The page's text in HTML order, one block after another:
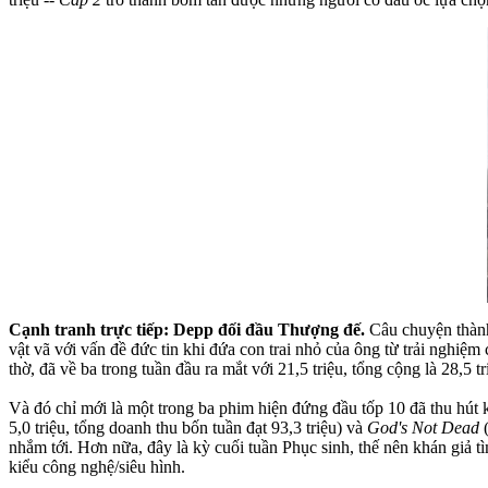
Cạnh tranh trực tiếp: Depp đối đầu Thượng đế. Câu chuyện
vật vã với vấn đề đức tin khi đứa con trai nhỏ của ông từ trải
thờ, đã về ba trong tuần đầu ra mắt với 21,5 triệu, tổng cộng là 28,5
Và đó chỉ mới là một trong ba phim hiện đứng đầu tốp 10 đã thu
5,0 triệu, tổng doanh thu bốn tuần đạt 93,3 triệu) và God's Not Dead
nhắm tới. Hơn nữa, đây là kỳ cuối tuần Phục sinh, thế nên khán
kiểu công nghệ/siêu hình.